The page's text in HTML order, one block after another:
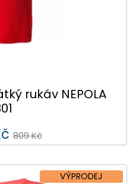
rukáv NEPOLA
809 Kč
VÝPRODEJ